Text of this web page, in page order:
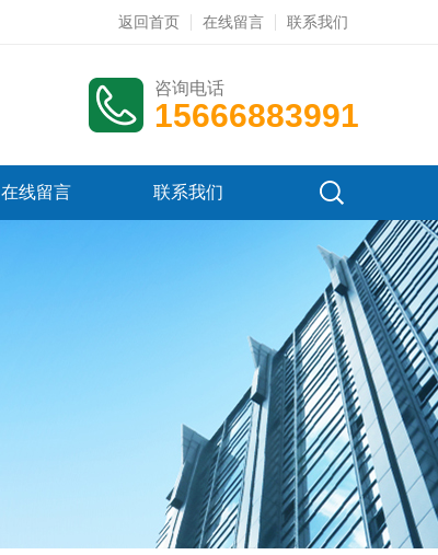
返回首页 在线留言 联系我们
咨询电话
15666883991
在线留言 联系我们